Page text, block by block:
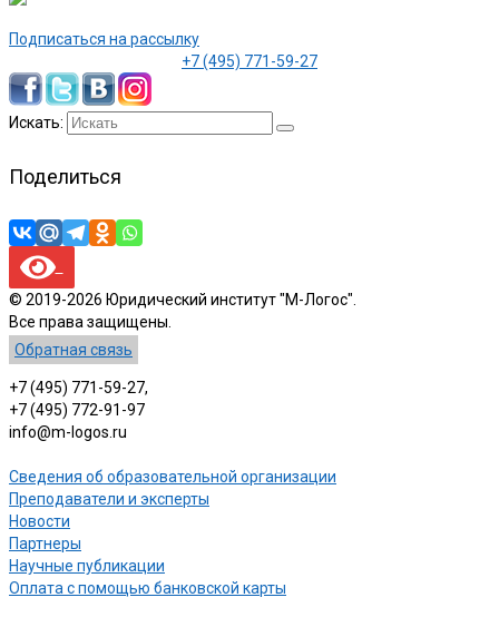
Подписаться на рассылку
+7 (495) 771-59-27
Искать:
Поделиться
© 2019-2026 Юридический институт "М-Логос".
Все права защищены.
Обратная связь
+7 (495) 771-59-27,
+7 (495) 772-91-97
info@m-logos.ru
Сведения об образовательной организации
Преподаватели и эксперты
Новости
Партнеры
Научные публикации
Оплата с помощью банковской карты